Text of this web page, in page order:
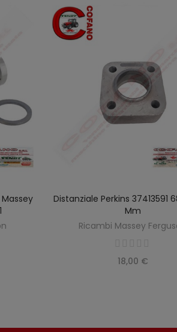
AGGIUNGI AL
Distanziale Perkins 37413591
Mm
Ricambi Massey
18,00 €